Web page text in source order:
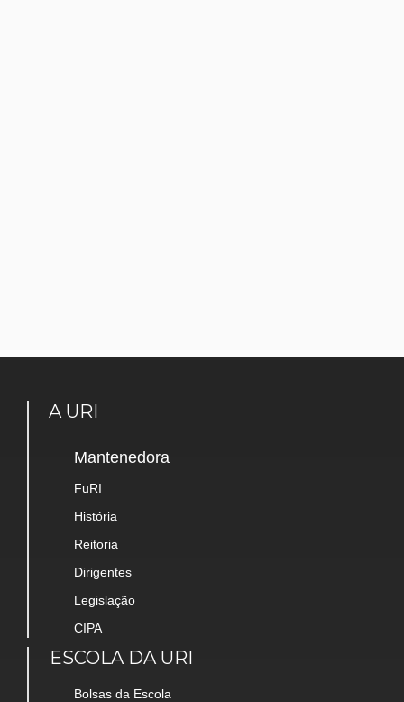
A URI
Mantenedora
FuRI
História
Reitoria
Dirigentes
Legislação
CIPA
ESCOLA DA URI
Bolsas da Escola